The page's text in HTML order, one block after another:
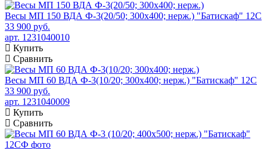
Весы МП 150 ВДА Ф-3(20/50; 300х400; нерж.) "Батискаф" 12С
33 900 руб.
арт. 1231040010
Купить
Сравнить
Весы МП 60 ВДА Ф-3(10/20; 300х400; нерж.) "Батискаф" 12С
33 900 руб.
арт. 1231040009
Купить
Сравнить